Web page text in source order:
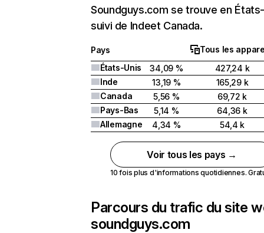
Soundguys.com se trouve en
suivi de Indeet Canada.
Pays
Tous les
États-Unis
34,09 %
427,24 k
Inde
13,19 %
165,29 k
Canada
5,56 %
69,72 k
Pays-Bas
5,14 %
64,36 k
Allemagne
4,34 % 54,4 k
Voir tous les pays →
10 fois plus d'informations quotidiennes.
Parcours du trafic du site
soundguys.com